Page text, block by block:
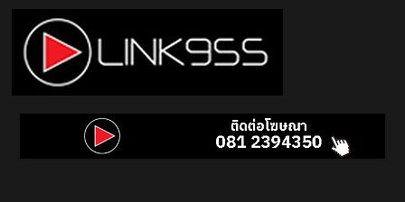
Skip
content
Link
95.5